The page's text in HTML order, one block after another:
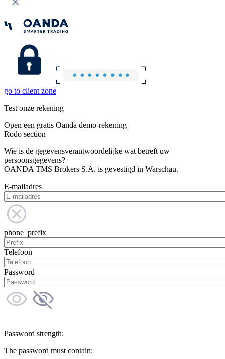
go to client zone
Test onze rekening
Open een gratis Oanda demo-rekening
Rodo section
Wie is de gegevensverantwoordelijke wat betreft uw
persoonsgegevens?
OANDA TMS Brokers S.A. is gevestigd in Warschau.
E-mailadres
phone_prefix
Telefoon
Password
Password strength:
The password must contain: